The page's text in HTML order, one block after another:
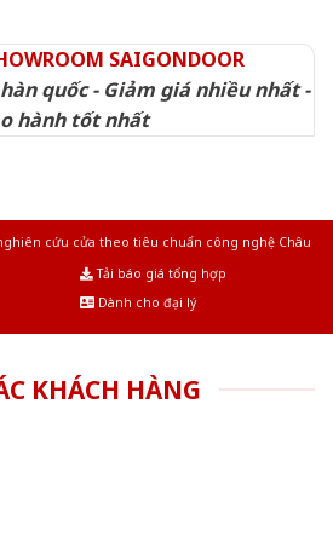
SAIGONDOOR
quốc - Giảm giá nhiều nhất -
hành tốt nhất
cứu cửa theo tiêu chuẩn công nghệ Châu
Tải báo giá tổng hợp
Dành cho đại lý
KHÁCH HÀNG